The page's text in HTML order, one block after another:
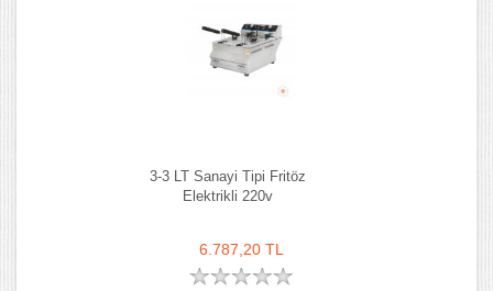
3-3 LT Sanayi Tipi Fritöz
Elektrikli 220v
6.787,20 TL